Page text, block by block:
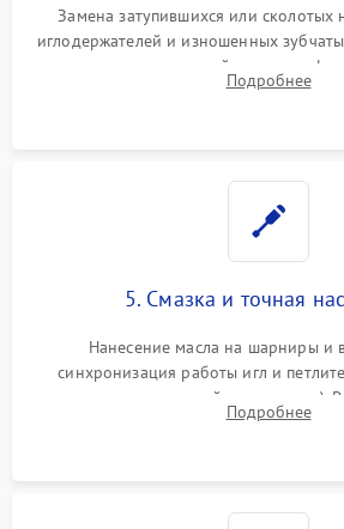
Замена затупившихся или сколотых
иглодержателей и изношенных
новых петлителей взамен
Восстановление контактов в
Подробнее
5. Смазка и точная
Нанесение масла на шарниры и
синхронизация работы игл и
зазоров до сотых долей миллиметра).
ножей, ширины обметки и хода
Подробнее